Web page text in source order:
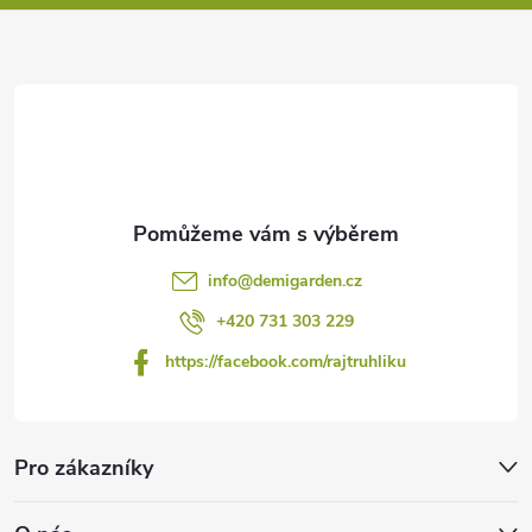
info@demigarden.cz
+420 731 303 229
https://facebook.com/rajtruhliku
Pro zákazníky